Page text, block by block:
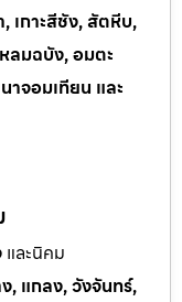
เกาะสีชัง, สัตหีบ,
ลมฉบัง, อมตะ
จอมเทียน และ
และนิคม
, แกลง, วังจันทร์,